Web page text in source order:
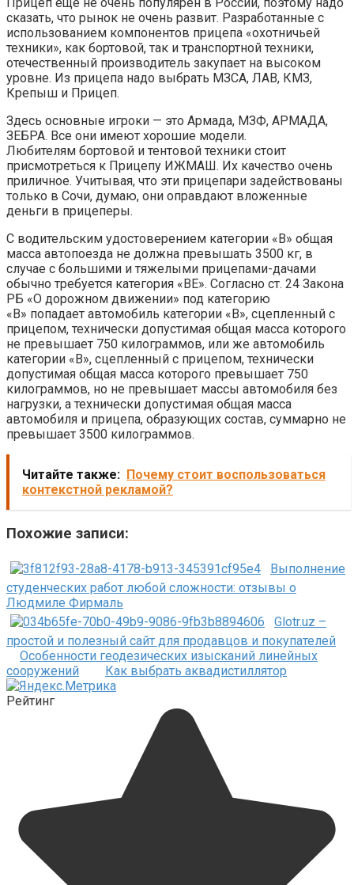
Прицеп еще не очень популярен в России, поэтому надо
сказать, что рынок не очень развит. Разработанные с
использованием компонентов прицепа «охотничьей
техники», как бортовой, так и транспортной техники,
отечественный производитель закупает на высоком
уровне. Из прицепа надо выбрать МЗСА, ЛАВ, КМЗ,
Крепыш и Прицеп.
Здесь основные игроки — это Армада, МЗФ, АРМАДА,
ЗЕБРА. Все они имеют хорошие модели.
Любителям бортовой и тентовой техники стоит
присмотреться к Прицепу ИЖМАШ. Их качество очень
приличное. Учитывая, что эти прицепари задействованы
только в Сочи, думаю, они оправдают вложенные
деньги в прицеперы.
С водительским удостоверением категории «В» общая
масса автопоезда не должна превышать 3500 кг, в
случае с большими и тяжелыми прицепами-дачами
обычно требуется категория «ВЕ». Согласно ст. 24 Закона
РБ «О дорожном движении» под категорию
«В» попадает автомобиль категории «B», сцепленный с
прицепом, технически допустимая общая масса которого
не превышает 750 килограммов, или же автомобиль
категории «B», сцепленный с прицепом, технически
допустимая общая масса которого превышает 750
килограммов, но не превышает массы автомобиля без
нагрузки, а технически допустимая общая масса
автомобиля и прицепа, образующих состав, суммарно не
превышает 3500 килограммов.
Читайте также: Почему стоит воспользоваться
контекстной рекламой?
Похожие записи:
Выполнение
студенческих работ любой сложности: отзывы о
Людмиле Фирмаль
Glotr.uz –
простой и полезный сайт для продавцов и покупателей
Особенности геодезических изысканий линейных
сооружений
Как выбрать аквадистиллятор
Рейтинг